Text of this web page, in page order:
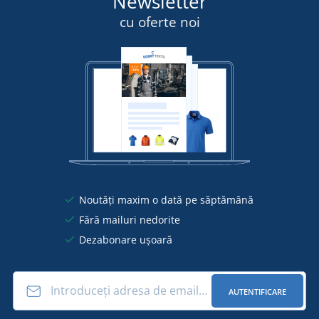
cu oferte noi
Noutăți maxim o dată pe săptămână
Fără mailuri nedorite
Dezabonare ușoară
AUTENTIFICARE